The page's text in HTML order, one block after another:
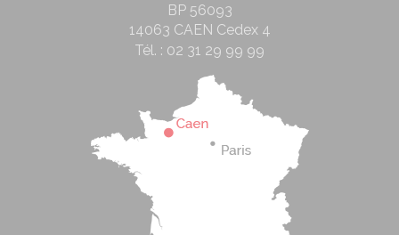
BP 56093
14063 CAEN Cedex 4
Tél. : 02 31 29 99 99